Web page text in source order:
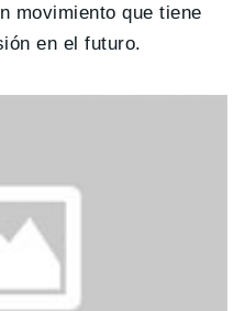
movimiento que tiene
en el futuro.